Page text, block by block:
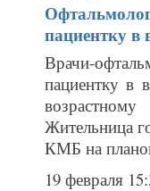
пациентку в
Врачи-
пациентку в
Жительница
КМБ на
19 февраля